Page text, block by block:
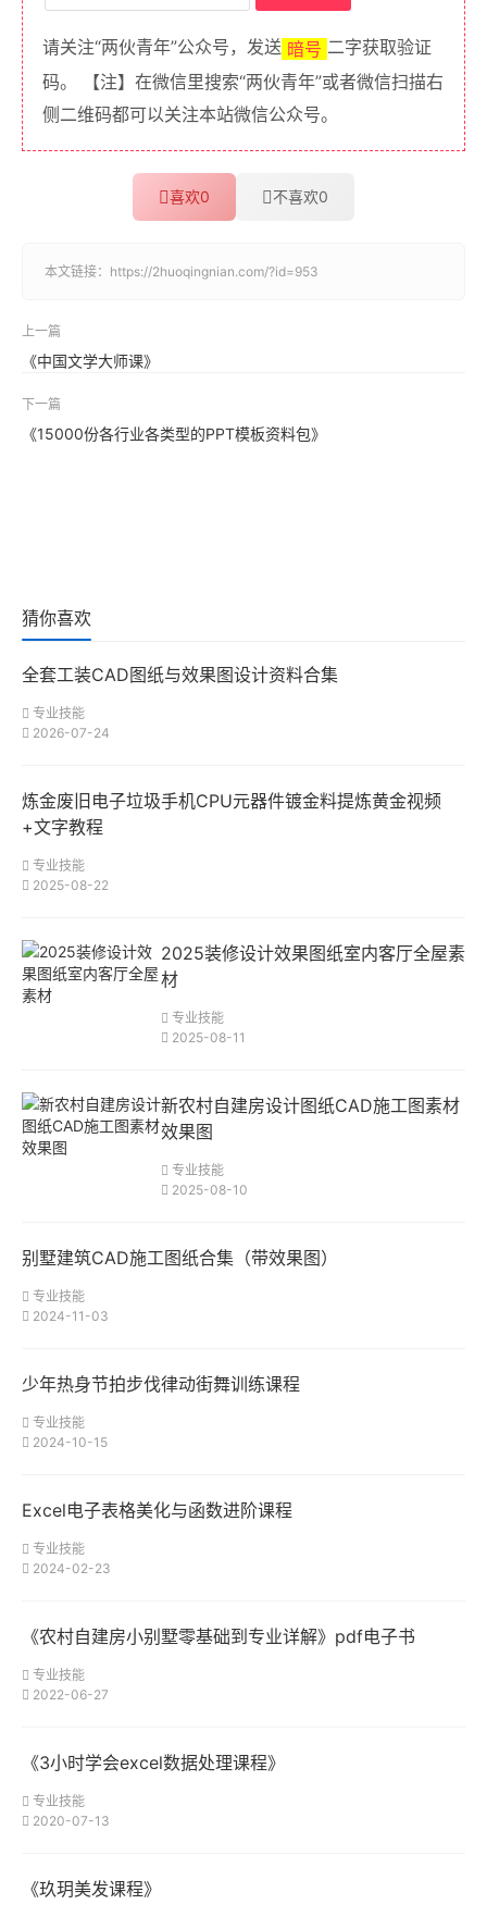
请关注“两伙青年”公众号，发送 暗号 二字获取验证
码。 【注】在微信里搜索“两伙青年”或者微信扫描右
侧二维码都可以关注本站微信公众号。
喜欢0 不喜欢0
本文链接： https://2huoqingnian.com/?id=953
上一篇
《中国文学大师课》
下一篇
《15000份各行业各类型的PPT模板资料包》
猜你喜欢
全套工装CAD图纸与效果图设计资料合集
专业技能
2026-07-24
炼金废旧电子垃圾手机CPU元器件镀金料提炼黄金视频
+文字教程
专业技能
2025-08-22
2025装修设计效果图纸室内客厅全屋素
材
专业技能
2025-08-11
新农村自建房设计图纸CAD施工图素材
效果图
专业技能
2025-08-10
别墅建筑CAD施工图纸合集（带效果图）
专业技能
2024-11-03
少年热身节拍步伐律动街舞训练课程
专业技能
2024-10-15
Excel电子表格美化与函数进阶课程
专业技能
2024-02-23
《农村自建房小别墅零基础到专业详解》pdf电子书
专业技能
2022-06-27
《3小时学会excel数据处理课程》
专业技能
2020-07-13
《玖玥美发课程》